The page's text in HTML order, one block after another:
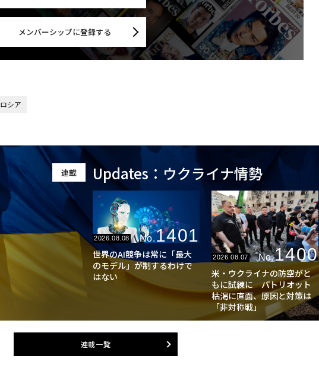
メンバーシップに登録する
ロシア
連載 Updates：ウクライナ情勢
2026.08.08 No.1401
世界のAI競争は常に「最大
のモデル」が制するわけで
はない
2026.08.07 No.1400
米・ウクライナの防空がと
もに試練に パトリオット
枯渇に直面、原因と対策は
「非対称戦」
連載一覧